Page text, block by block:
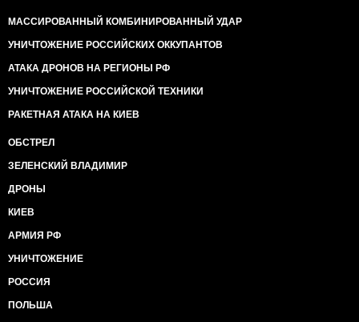
МАССИРОВАННЫЙ КОМБИНИРОВАННЫЙ УДАР
УНИЧТОЖЕНИЕ РОССИЙСКИХ ОККУПАНТОВ
АТАКА ДРОНОВ НА РЕГИОНЫ РФ
УНИЧТОЖЕНИЕ РОССИЙСКОЙ ТЕХНИКИ
РАКЕТНАЯ АТАКА НА КИЕВ
ОБСТРЕЛ
ЗЕЛЕНСКИЙ ВЛАДИМИР
ДРОНЫ
КИЕВ
АРМИЯ РФ
УНИЧТОЖЕНИЕ
РОССИЯ
ПОЛЬША